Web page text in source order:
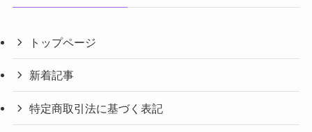
トップページ
新着記事
特定商取引法に基づく表記